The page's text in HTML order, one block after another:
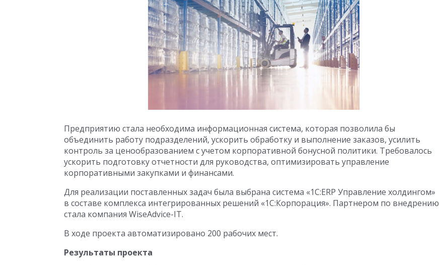
Предприятию стала необходима информационная система, которая позволила бы
объединить работу подразделений, ускорить обработку и выполнение заказов, усилить
контроль за ценообразованием с учетом корпоративной бонусной политики. Требовалось
ускорить подготовку отчетности для руководства, оптимизировать управление
корпоративными закупками и финансами.
Для реализации поставленных задач была выбрана система «1С:ERP Управление холдингом»
в составе комплекса интегрированных решений «1С:Корпорация». Партнером по внедрению
стала компания WiseAdvice-IT.
В ходе проекта автоматизировано 200 рабочих мест.
Результаты проекта